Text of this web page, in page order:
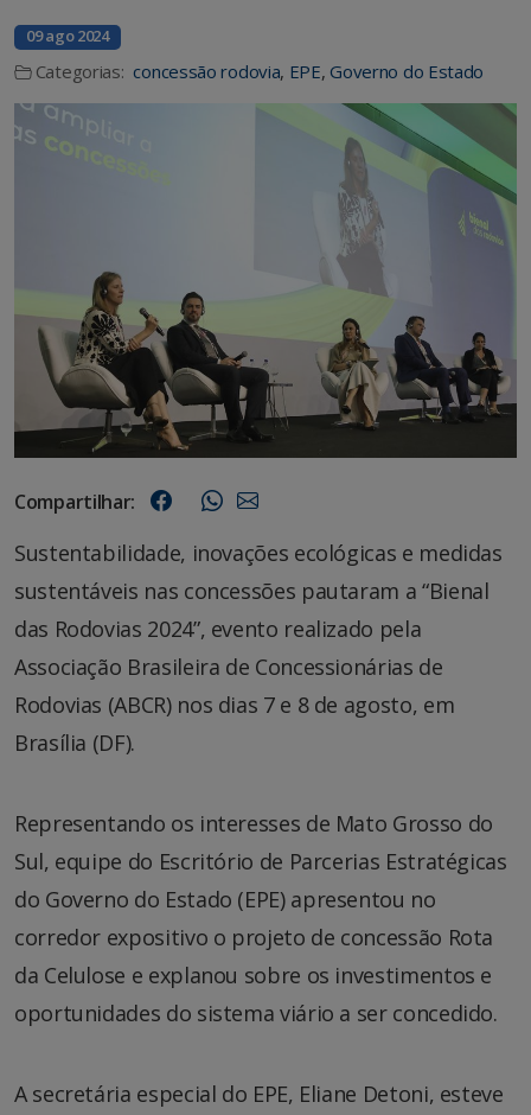
09 ago 2024
Categorias: concessão rodovia, EPE, Governo do Estado
Compartilhar:
Sustentabilidade, inovações ecológicas e medidas
sustentáveis nas concessões pautaram a “Bienal
das Rodovias 2024”, evento realizado pela
Associação Brasileira de Concessionárias de
Rodovias (ABCR) nos dias 7 e 8 de agosto, em
Brasília (DF).
Representando os interesses de Mato Grosso do
Sul, equipe do Escritório de Parcerias Estratégicas
do Governo do Estado (EPE) apresentou no
corredor expositivo o projeto de concessão Rota
da Celulose e explanou sobre os investimentos e
oportunidades do sistema viário a ser concedido.
A secretária especial do EPE, Eliane Detoni, esteve